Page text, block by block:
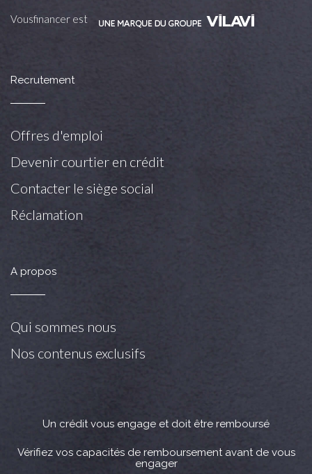
Vousfinancer est
Recrutement
Offres d'emploi
Devenir courtier en crédit
Contacter le siège social
Réclamation
A propos
Qui sommes nous
Nos contenus exclusifs
Un crédit vous engage et doit être remboursé
Vérifiez vos capacités de remboursement avant de vous
engager